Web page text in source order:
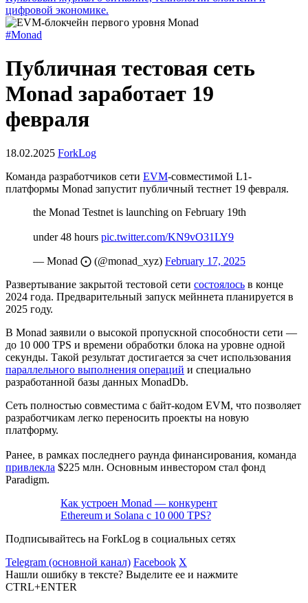
цифровой экономике.
#Monad
Публичная тестовая сеть
Monad заработает 19
февраля
18.02.2025 ForkLog
Команда разработчиков сети EVM-совместимой L1-
платформы Monad запустит публичный тестнет 19 февраля.
the Monad Testnet is launching on February 19th
under 48 hours pic.twitter.com/KN9vO31LY9
— Monad ⨀ (@monad_xyz) February 17, 2025
Развертывание закрытой тестовой сети состоялось в конце
2024 года. Предварительный запуск мейннета планируется в
2025 году.
В Monad заявили о высокой пропускной способности сети —
до 10 000 TPS и времени обработки блока на уровне одной
секунды. Такой результат достигается за счет использования
параллельного выполнения операций и специально
разработанной базы данных MonadDb.
Сеть полностью совместима с байт-кодом EVM, что позволяет
разработчикам легко переносить проекты на новую
платформу.
Ранее, в рамках последнего раунда финансирования, команда
привлекла $225 млн. Основным инвестором стал фонд
Paradigm.
Как устроен Monad — конкурент
Ethereum и Solana с 10 000 TPS?
Подписывайтесь на ForkLog в социальных сетях
Telegram (основной канал) Facebook X
Нашли ошибку в тексте? Выделите ее и нажмите
CTRL+ENTER